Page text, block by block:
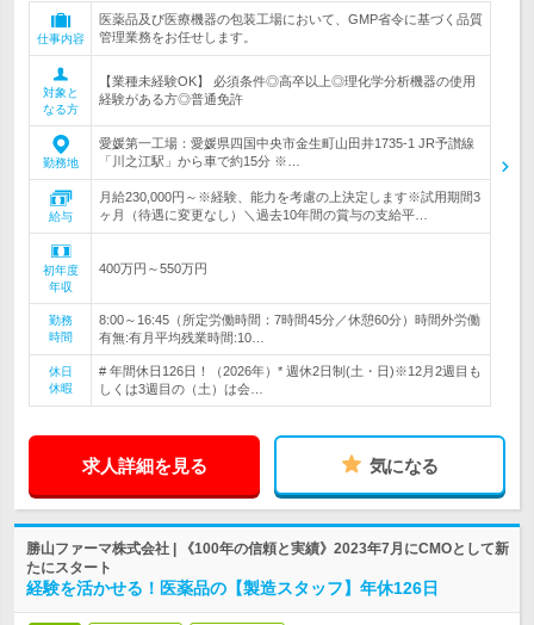
仕事内容
医薬品及び医療機器の包装工場において、GMP省令に基づく品質
管理業務をお任せします。
対象と
なる方
【業種未経験OK】 必須条件◎高卒以上◎理化学分析機器の使用
経験がある方◎普通免許
勤務地
愛媛第一工場：愛媛県四国中央市金生町山田井1735-1 JR予讃線
「川之江駅」から車で約15分 ※…
給与
月給230,000円～※経験、能力を考慮の上決定します※試用期間3
ヶ月（待遇に変更なし）＼過去10年間の賞与の支給平…
初年度
年収
400万円～550万円
勤務
時間
8:00～16:45（所定労働時間：7時間45分／休憩60分）時間外労働
有無:有月平均残業時間:10…
休日
休暇
# 年間休日126日！（2026年）* 週休2日制(土・日)※12月2週目も
しくは3週目の（土）は会…
求人詳細を見る 気になる
勝山ファーマ株式会社 | 《100年の信頼と実績》2023年7月にCMOとして新
たにスタート
経験を活かせる！医薬品の【製造スタッフ】年休126日